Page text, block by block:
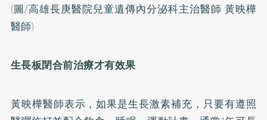
(圖/高雄長庚醫院兒童遺傳內分泌科主治醫師 黃映樺
醫師)
生長板閉合前治療才有效果
黃映樺醫師表示，如果是生長激素補充，只要有遵照